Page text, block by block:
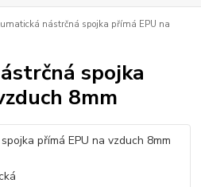
nástrčná spojka přímá EPU na
spojka
8mm